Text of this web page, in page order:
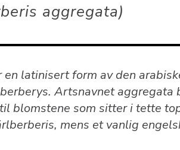
aggregata
latinisert form av den
Artsnavnet aggregata
blomstene som sitter i tette
mens et vanlig